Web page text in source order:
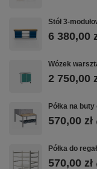
Stół 3-
6 380,00
Wózek
2 750,00
Półka na
570,00 zł /
Półka do
570,00 zł /